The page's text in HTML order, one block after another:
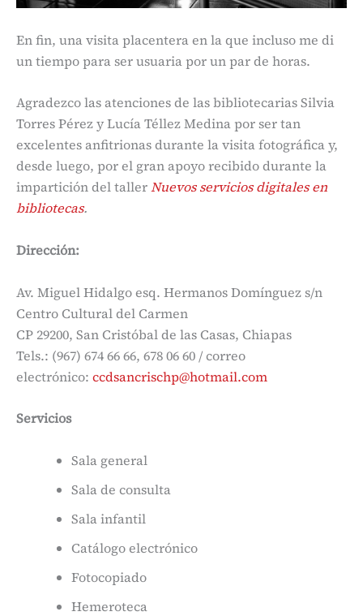
En fin, una visita placentera en la que incluso me di
un tiempo para ser usuaria por un par de horas.
Agradezco las atenciones de las bibliotecarias Silvia
Torres Pérez y Lucía Téllez Medina por ser tan
excelentes anfitrionas durante la visita fotográfica y,
desde luego, por el gran apoyo recibido durante la
impartición del tallerNuevos servicios digitales en
bibliotecas.
Dirección:
Av. Miguel Hidalgo esq. Hermanos Domínguez s/n
Centro Cultural del Carmen
CP 29200, San Cristóbal de las Casas, Chiapas
Tels.: (967) 674 66 66, 678 06 60 / correo
electrónico: ccdsancrischp@hotmail.com
Servicios
Sala general
Sala de consulta
Sala infantil
Catálogo electrónico
Fotocopiado
Hemeroteca